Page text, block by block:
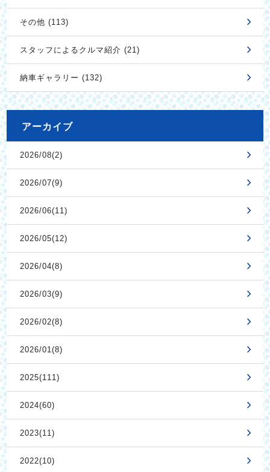
その他 (113)
スタッフによるクルマ紹介 (21)
納車ギャラリー (132)
アーカイブ
2026/08(2)
2026/07(9)
2026/06(11)
2026/05(12)
2026/04(8)
2026/03(9)
2026/02(8)
2026/01(8)
2025(111)
2024(60)
2023(11)
2022(10)